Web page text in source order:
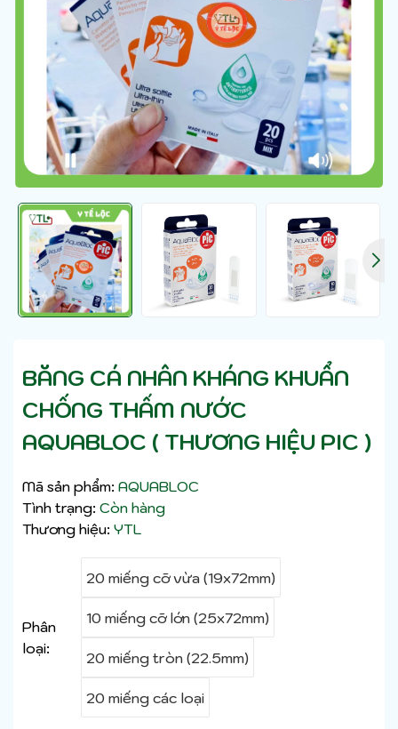
BĂNG CÁ NHÂN KHÁNG KHUẨN
CHỐNG THẤM NƯỚC
AQUABLOC ( THƯƠNG HIỆU PIC )
Mã sản phẩm: AQUABLOC
Tình trạng: Còn hàng
Thương hiệu: YTL
Phân
loại:
20 miếng cỡ vừa (19x72mm)
10 miếng cỡ lớn (25x72mm)
20 miếng tròn (22.5mm)
20 miếng các loại